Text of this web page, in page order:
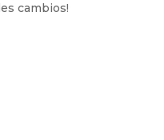
cambios!